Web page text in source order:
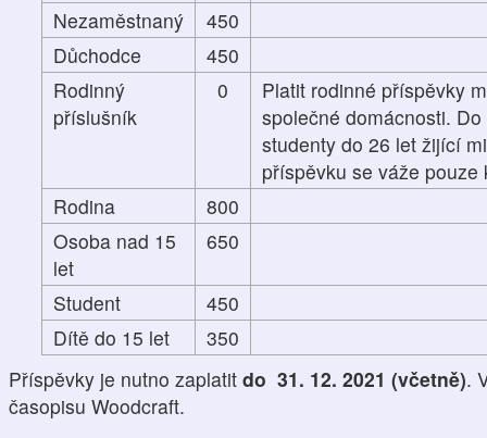
Nezaměstnaný
450
Důchodce
450
Rodinný
příslušník
0
Platit rodinné příspěvky
společné domácnosti.
studenty do 26 let žijící
příspěvku se váže
Rodina
800
Osoba nad 15
let
650
Student
450
Dítě do 15 let
350
Příspěvky je nutno zaplatit do 31. 12. 2021 (včetně).
časopisu Woodcraft.